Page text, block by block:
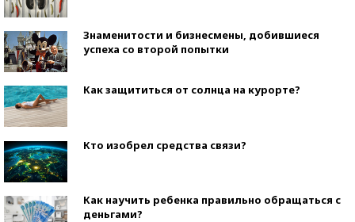
Знаменитости и бизнесмены, добившиеся
успеха со второй попытки
Как защититься от солнца на курорте?
Кто изобрел средства связи?
Как научить ребенка правильно обращаться с
деньгами?